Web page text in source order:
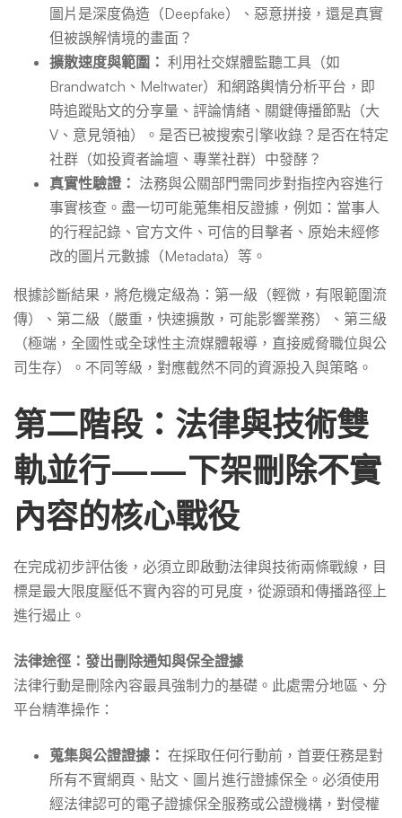
圖片是深度偽造（Deepfake）、惡意拼接，還是真實
但被誤解情境的畫面？
擴散速度與範圍： 利用社交媒體監聽工具（如
Brandwatch、Meltwater）和網路輿情分析平台，即
時追蹤貼文的分享量、評論情緒、關鍵傳播節點（大
V、意見領袖）。是否已被搜索引擎收錄？是否在特定
社群（如投資者論壇、專業社群）中發酵？
真實性驗證： 法務與公關部門需同步對指控內容進行
事實核查。盡一切可能蒐集相反證據，例如：當事人
的行程記錄、官方文件、可信的目擊者、原始未經修
改的圖片元數據（Metadata）等。
根據診斷結果，將危機定級為：第一級（輕微，有限範圍流
傳）、第二級（嚴重，快速擴散，可能影響業務）、第三級
（極端，全國性或全球性主流媒體報導，直接威脅職位與公
司生存）。不同等級，對應截然不同的資源投入與策略。
第二階段：法律與技術雙
軌並行——下架刪除不實
內容的核心戰役
在完成初步評估後，必須立即啟動法律與技術兩條戰線，目
標是最大限度壓低不實內容的可見度，從源頭和傳播路徑上
進行遏止。
法律途徑：發出刪除通知與保全證據
法律行動是刪除內容最具強制力的基礎。此處需分地區、分
平台精準操作：
蒐集與公證證據： 在採取任何行動前，首要任務是對
所有不實網頁、貼文、圖片進行證據保全。必須使用
經法律認可的電子證據保全服務或公證機構，對侵權